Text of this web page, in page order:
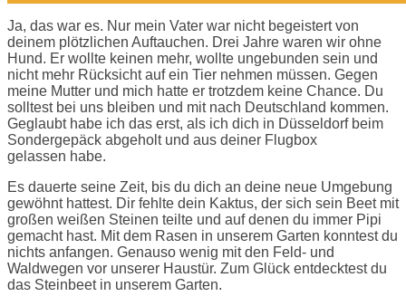
Ja, das war es. Nur mein Vater war nicht begeistert von
deinem plötzlichen Auftauchen. Drei Jahre waren wir ohne
Hund. Er wollte keinen mehr, wollte ungebunden sein und
nicht mehr Rücksicht auf ein Tier nehmen müssen. Gegen
meine Mutter und mich hatte er trotzdem keine Chance. Du
solltest bei uns bleiben und mit nach Deutschland kommen.
Geglaubt habe ich das erst, als ich dich in Düsseldorf beim
Sondergepäck abgeholt und aus deiner Flugbox
gelassen habe.
Es dauerte seine Zeit, bis du dich an deine neue Umgebung
gewöhnt hattest. Dir fehlte dein Kaktus, der sich sein Beet mit
großen weißen Steinen teilte und auf denen du immer Pipi
gemacht hast. Mit dem Rasen in unserem Garten konntest du
nichts anfangen. Genauso wenig mit den Feld- und
Waldwegen vor unserer Haustür. Zum Glück entdecktest du
das Steinbeet in unserem Garten.